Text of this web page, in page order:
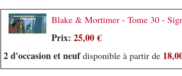
Blake & Mortimer - Tome 30 -
Prix: 25,00 €
2 d'occasion et neufdisponible à partir de